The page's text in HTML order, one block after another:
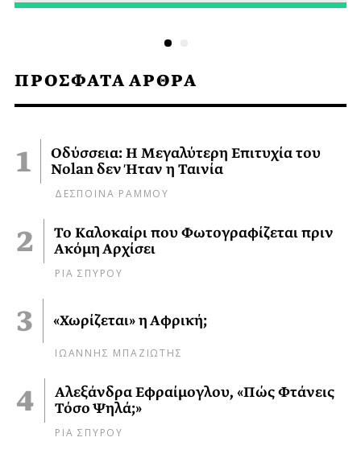
ΠΡΟΣΦΑΤΑ ΑΡΘΡΑ
Οδύσσεια: Η Μεγαλύτερη Επιτυχία του
Nolan δεν Ήταν η Ταινία
ΔΕΣΠΟΙΝΑ ΡΑΜΜΟΥ
Το Καλοκαίρι που Φωτογραφίζεται πριν
Ακόμη Αρχίσει
ΡΙΑ ΣΠΥΡΟΥ
«Χωρίζεται» η Αφρική;
ΙΩΑΝΝΗΣ ΜΠΑΖΙΩΤΗΣ
Αλεξάνδρα Εφραίμογλου, «Πώς Φτάνεις
Τόσο Ψηλά;»
ΡΙΑ ΣΠΥΡΟΥ